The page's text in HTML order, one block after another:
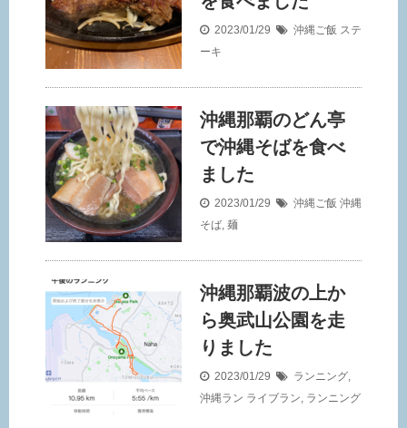
2023/01/29 沖縄ご飯 ステ
ーキ
沖縄那覇のどん亭
で沖縄そばを食べ
ました
2023/01/29 沖縄ご飯 沖縄
そば, 麺
沖縄那覇波の上か
ら奥武山公園を走
りました
2023/01/29 ランニング,
沖縄ラン ライブラン, ランニング